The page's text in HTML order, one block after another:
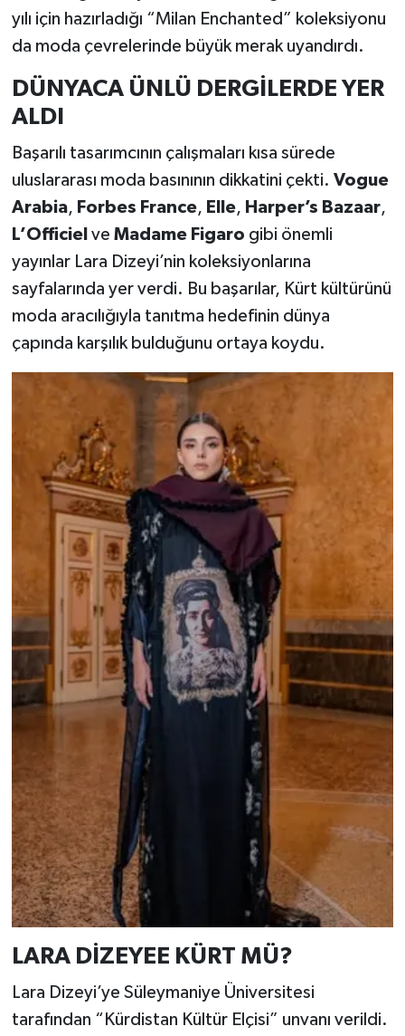
yılı için hazırladığı “Milan Enchanted” koleksiyonu
da moda çevrelerinde büyük merak uyandırdı.
DÜNYACA ÜNLÜ DERGİLERDE YER
ALDI
Başarılı tasarımcının çalışmaları kısa sürede
uluslararası moda basınının dikkatini çekti. Vogue
Arabia, Forbes France, Elle, Harper’s Bazaar,
L’Officiel ve Madame Figaro gibi önemli
yayınlar Lara Dizeyi’nin koleksiyonlarına
sayfalarında yer verdi. Bu başarılar, Kürt kültürünü
moda aracılığıyla tanıtma hedefinin dünya
çapında karşılık bulduğunu ortaya koydu.
LARA DİZEYEE KÜRT MÜ?
Lara Dizeyi’ye Süleymaniye Üniversitesi
tarafından “Kürdistan Kültür Elçisi” unvanı verildi.